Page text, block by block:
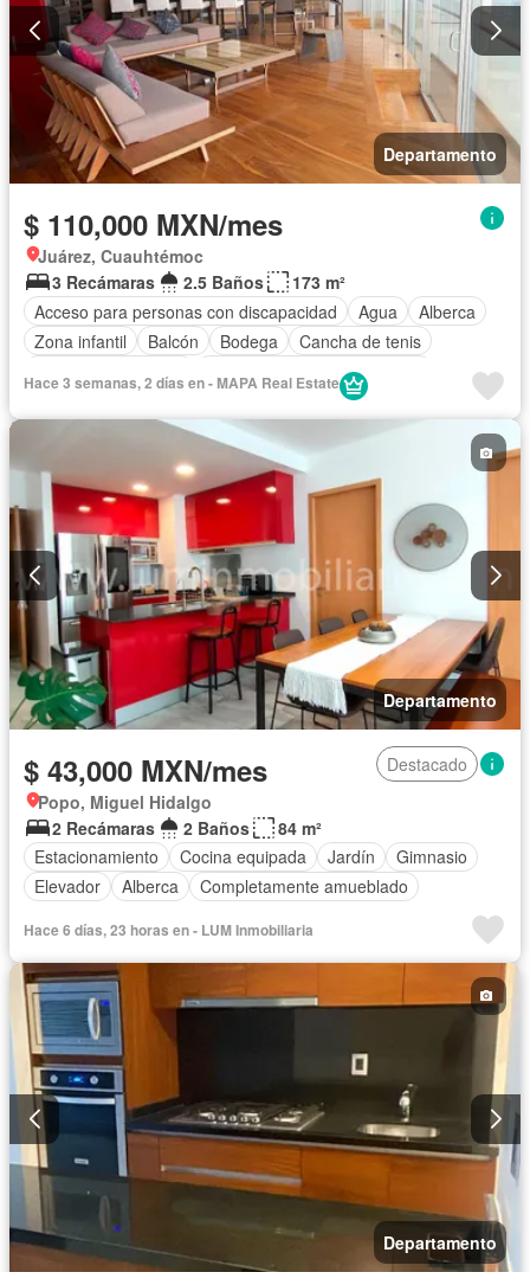
Departamento
$ 110,000 MXN/mes
Juárez, Cuauhtémoc
3 Recámaras
2.5 Baños
173 m²
Acceso para personas con discapacidad
Agua
Alberca
Zona infantil
Balcón Bodega
Cancha de tenis
Circuito cerrado de televisión
Cuarto de Limpieza
Elevador Estacionamiento
Recámara con closet
Sala polivalente
Seguridad
Vista panorámica Wifi
Zonas verdes
Parcialmente amueblado
Hace 3 semanas, 2 días en - MAPA Real Estate
Departamento
$ 43,000 MXN/mes
Destacado
Popo, Miguel Hidalgo
2 Recámaras
2 Baños
84 m²
Estacionamiento
Cocina equipada Jardín
Gimnasio
Elevador
Alberca Completamente amueblado
Hace 6 días, 23 horas en - LUM Inmobiliaria
Departamento